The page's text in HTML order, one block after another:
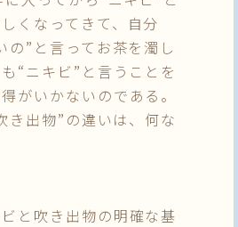
くなってきて、自分
の”と言ってお茶を濁し
“ニキビ”と言うことを
がいかないのである。
き出物”の違いは、何な
と吹き出物の明確な基